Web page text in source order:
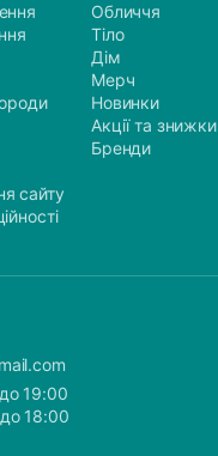
сайту
Обличчя
Тіло
Дім
Мерч
Новинки
Акції та знижки
Бренди
19:00
18:00